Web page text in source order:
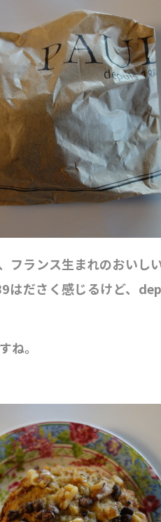
フランス生まれのおいし
はださく感じるけど、
ね。